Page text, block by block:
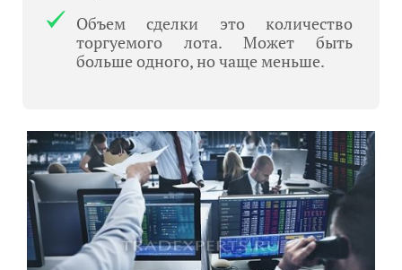
Объем сделки это количество
торгуемого лота. Может быть
больше одного, но чаще меньше.